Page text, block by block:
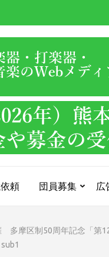
頼 団員募集 広
多摩区制50周年記念「第
sub1